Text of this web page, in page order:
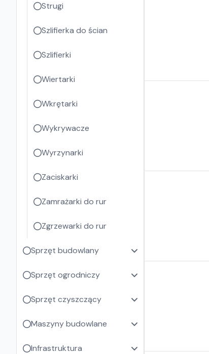
Strugi
Szlifierka do ścian
Szlifierki
Wiertarki
Wkrętarki
Wykrywacze
Wyrzynarki
Zaciskarki
Zamrażarki do rur
Zgrzewarki do rur
Sprzęt budowlany
Sprzęt ogrodniczy
Sprzęt czyszczący
Maszyny budowlane
Infrastruktura